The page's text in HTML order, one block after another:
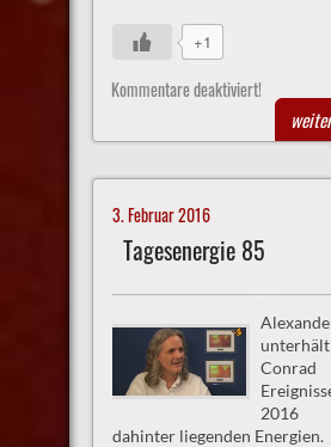
+1
Kommentare deaktiviert!
3. Februar 2016
Tagesenergie 85
2016
dahinter liegenden Energien.